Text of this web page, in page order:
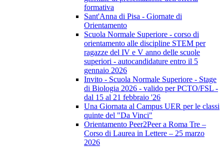
formativa
Sant'Anna di Pisa - Giornate di
Orientamento
Scuola Normale Superiore - corso di
orientamento alle discipline STEM per
ragazze del IV e V anno delle scuole
superiori - autocandidature entro il 5
gennaio 2026
Invito - Scuola Normale Superiore - Stage
di Biologia 2026 - valido per PCTO/FSL -
dal 15 al 21 febbraio '26
Una Giornata al Campus UER per le classi
quinte del "Da Vinci"
Orientamento Peer2Peer a Roma Tre –
Corso di Laurea in Lettere – 25 marzo
2026